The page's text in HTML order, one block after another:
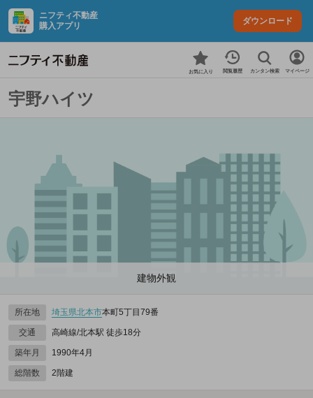
ニフティ不動産
購入アプリ
ダウンロード
お気に入り 閲覧履歴 カンタン検索 マイページ
宇野ハイツ
建物外観
所在地 埼玉県北本市本町5丁目79番
交通 高崎線/北本駅 徒歩18分
築年月 1990年4月
総階数 2階建